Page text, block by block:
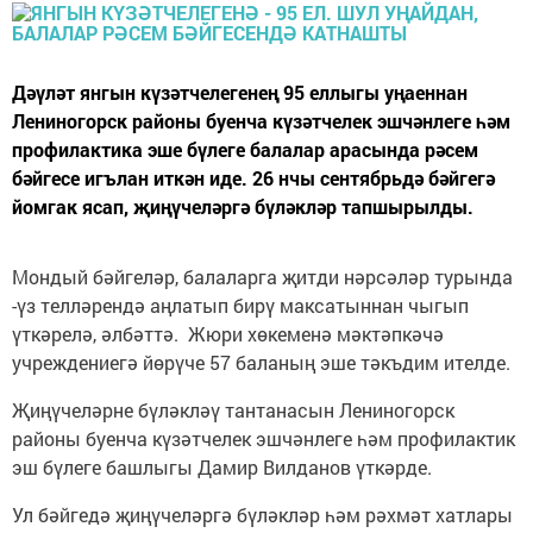
Дәүләт янгын күзәтчелегенең 95 еллыгы уңаеннан
Лениногорск районы буенча күзәтчелек эшчәнлеге һәм
профилактика эше бүлеге балалар арасында рәсем
бәйгесе игълан иткән иде. 26 нчы сентябрьдә бәйгегә
йомгак ясап, җиңүчеләргә бүләкләр тапшырылды.
Мондый бәйгеләр, балаларга җитди нәрсәләр турында
-үз телләрендә аңлатып бирү максатыннан чыгып
үткәрелә, әлбәттә. Жюри хөкеменә мәктәпкәчә
учреждениегә йөрүче 57 баланың эше тәкъдим ителде.
Җиңүчеләрне бүләкләү тантанасын Лениногорск
районы буенча күзәтчелек эшчәнлеге һәм профилактик
эш бүлеге башлыгы Дамир Вилданов үткәрде.
Ул бәйгедә җиңүчеләргә бүләкләр һәм рәхмәт хатлары